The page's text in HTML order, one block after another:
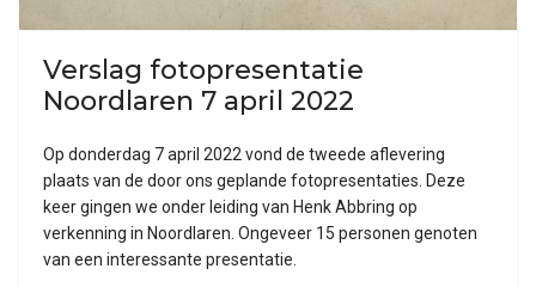
Verslag fotopresentatie
Noordlaren 7 april 2022
Op donderdag 7 april 2022 vond de tweede aflevering
plaats van de door ons geplande fotopresentaties. Deze
keer gingen we onder leiding van Henk Abbring op
verkenning in Noordlaren. Ongeveer 15 personen genoten
van een interessante presentatie.